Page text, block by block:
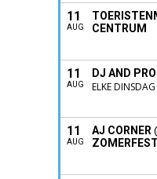
11
AUG
CENTRUM
11
AUG
DJ AND
ELKE
11
AUG
AJ CORNER